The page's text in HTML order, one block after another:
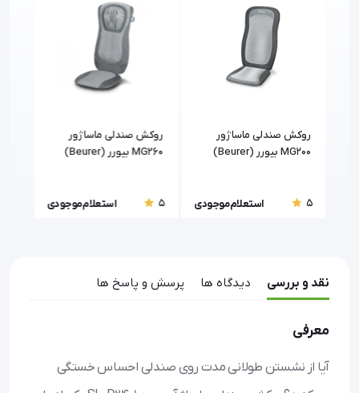
روکش صندلی ماساژور
MG200 بیورر (Beurer)
5 استعلام موجودی
روکش صندلی ماساژور
MG260 بیورر (Beurer)
5 استعلام موجودی
نقد و بررسی دیدگاه ها پرسش و پاسخ ها
معرفی
آیا از نشستن طولانی مدت روی صندلی احساس خستگی